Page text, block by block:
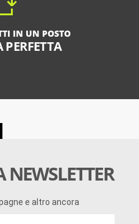
IN UN POSTO
PERFETTA
NEWSLETTER
e altro ancora